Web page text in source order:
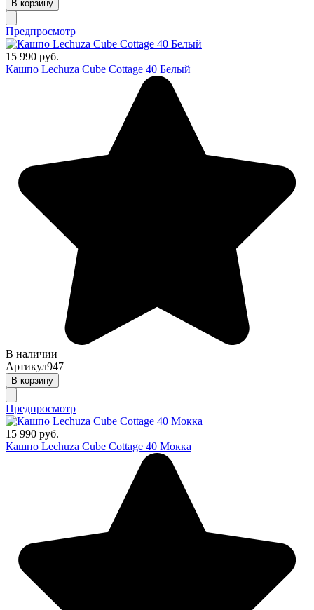
В корзину
Предпросмотр
15 990 руб.
Кашпо Lechuza Cube Cottage 40 Белый
В наличии
Артикул947
В корзину
Предпросмотр
15 990 руб.
Кашпо Lechuza Cube Cottage 40 Мокка